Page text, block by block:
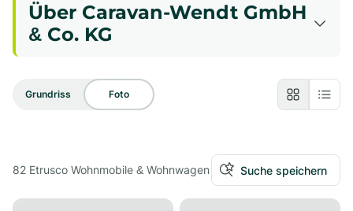
Über Caravan-Wendt GmbH
& Co. KG
Grundriss Foto
82 Etrusco Wohnmobile & Wohnwagen Suche speichern